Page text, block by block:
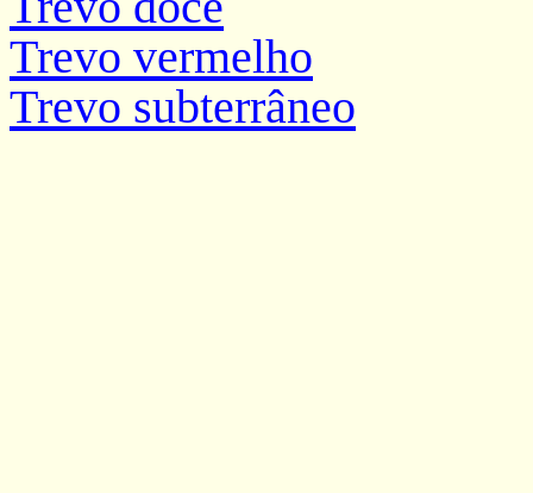
Trevo vermelho
Trevo subterrâneo